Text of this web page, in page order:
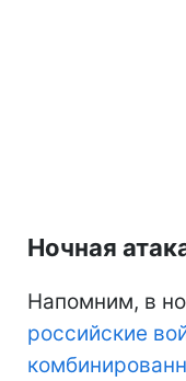
Ночная
Напомним, в
российские